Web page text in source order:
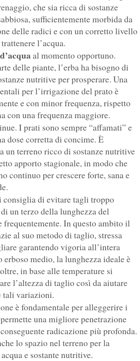
che sia ricca di sostanze
sufficientemente morbida da
delle radici e con un corretto livello
l’acqua.
al momento opportuno.
delle piante, l’erba ha bisogno di
nutritive per prosperare. Una
per l’irrigazione del prato è
e con minor frequenza, rispetto
con una frequenza maggiore.
I prati sono sempre “affamati” e
dose corretta di concime. È
un terreno ricco di sostanze nutritive
apporto stagionale, in modo che
continuo per crescere forte, sana e
consiglia di evitare tagli troppo
un terzo della lunghezza del
frequentemente. In questo ambito il
al suo metodo di taglio, stressa
garantendo vigoria all’intera
erboso medio, la lunghezza ideale è
in base alle temperature si
l’altezza di taglio così da aiutare
tali variazioni.
è fondamentale per alleggerire i
una migliore penetrazione
radicazione più profonda.
lo spazio nel terreno per la
e sostante nutritive.